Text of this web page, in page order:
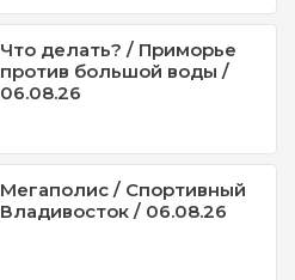
Что делать? / Приморье
против большой воды /
06.08.26
Мегаполис / Спортивный
Владивосток / 06.08.26